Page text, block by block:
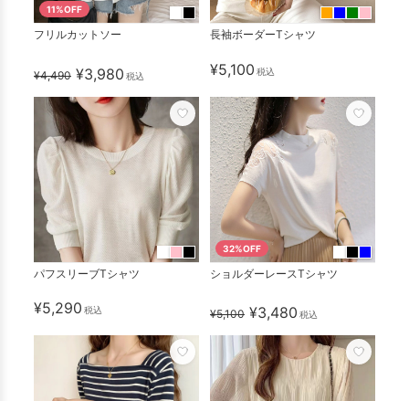
11%OFF
フリルカットソー
¥4,490 ¥3,980 税込
長袖ボーダーTシャツ
¥5,100 税込
パフスリーブTシャツ
¥5,290 税込
32%OFF
ショルダーレースTシャツ
¥5,100 ¥3,480 税込